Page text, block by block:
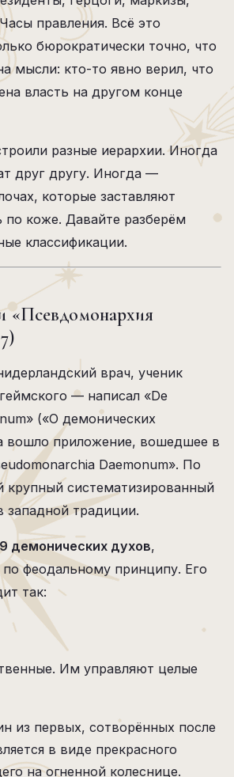
правления. Всё это
бюрократически точно, что
мысли: кто-то явно верил, что
власть на другом конце
разные иерархии. Иногда
друг другу. Иногда —
которые заставляют
коже. Давайте разберём
классификации.
«Псевдомонархия
врач, ученик
— написал «De
(«О демонических
вошло приложение, вошедшее в
Daemonum». По
крупный систематизированный
западной традиции.
демонических духов,
феодальному принципу. Его
так:
Им управляют целые
из первых, сотворённых после
в виде прекрасного
на огненной колеснице.